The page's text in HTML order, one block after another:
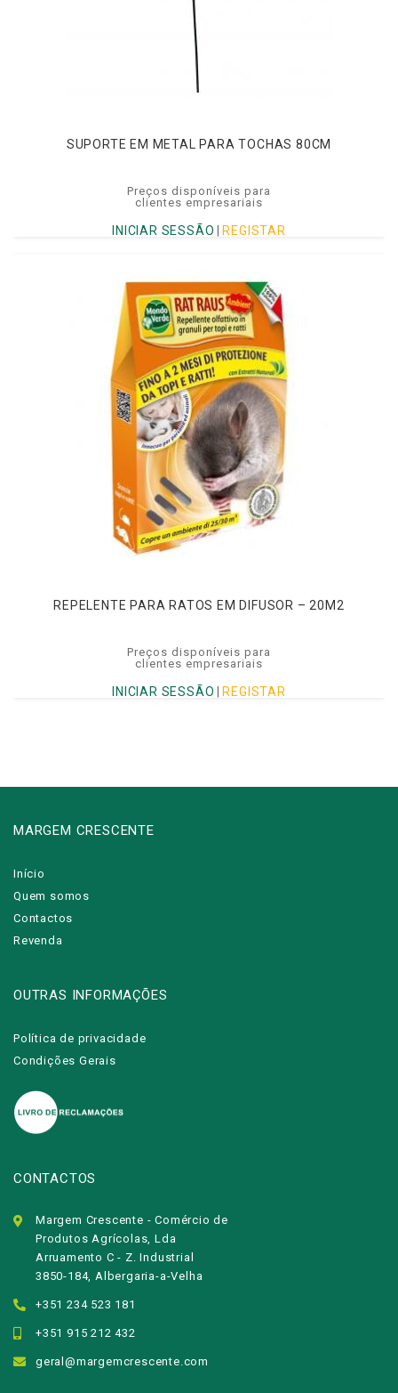
SUPORTE EM METAL PARA TOCHAS 80CM
Preços disponíveis para
clientes empresariais
INICIAR SESSÃO |REGISTAR
REPELENTE PARA RATOS EM DIFUSOR – 20M2
Preços disponíveis para
clientes empresariais
INICIAR SESSÃO |REGISTAR
MARGEM CRESCENTE
Início
Quem somos
Contactos
Revenda
OUTRAS INFORMAÇÕES
Política de privacidade
Condições Gerais
CONTACTOS
Margem Crescente - Comércio de
Produtos Agrícolas, Lda
Arruamento C - Z. Industrial
3850-184, Albergaria-a-Velha
+351 234 523 181
+351 915 212 432
geral@margemcrescente.com